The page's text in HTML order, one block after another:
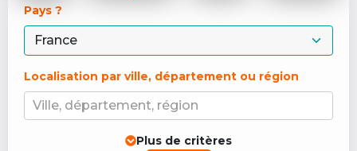
Pays ?
Localisation par ville, département ou région
Ville, département, région
Plus de critères